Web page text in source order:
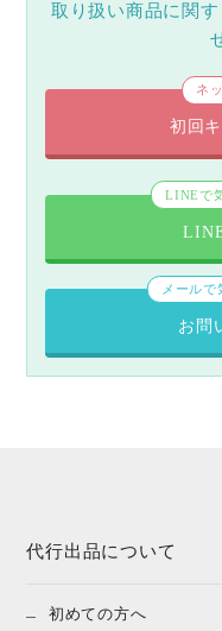
取り扱い商品に関
ネ
初回
LINEで
メールで
お問
代行出品について
初めての方へ